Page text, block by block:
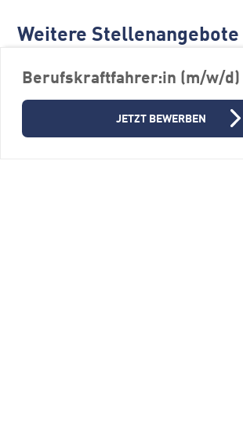
Berufskraftfahrer:in (m/w/d)
JETZT BEWERBEN
Weitere Stellenangebote